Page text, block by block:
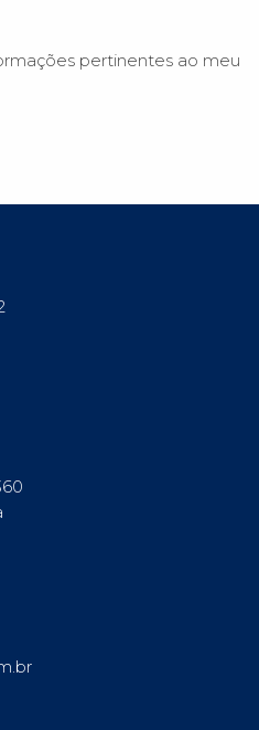
pertinentes ao meu